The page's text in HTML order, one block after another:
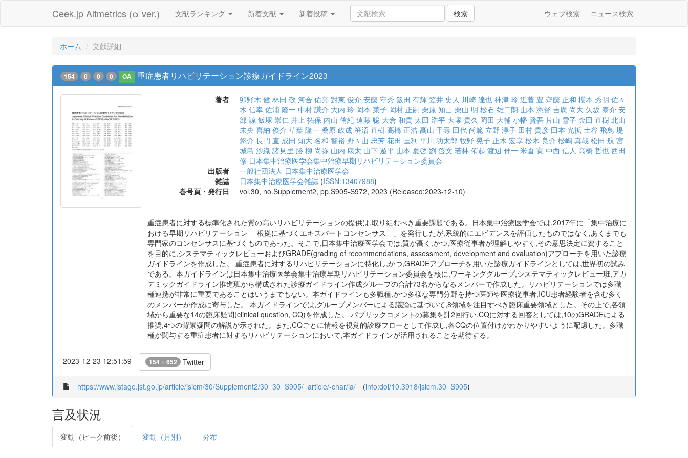
Ceek.jp Altmetrics (α ver.) 文献ランキング 新着文献 新着投稿 検索 ウェブ検索 ニュース検索
ホーム 文献詳細
154 0 0 0 OA 重症患者リハビリテーション診療ガイドライン2023
著者 卯野木 健 林田 敬 河合 佑亮 對東 俊介 安藤 守秀 飯田 有輝 笠井 史人 川崎 達也 神津 玲 近藤 豊 齊藤 正和 櫻本 秀明 佐々
木 信幸 佐浦 隆一 中村 謙介 大内 玲 岡本 菜子 岡村 正嗣 栗原 知己 栗山 明 松石 雄二朗 山本 憲督 吉廣 尚大 矢坂 泰介 安
部 諒 飯塚 崇仁 井上 拓保 内山 侑紀 遠藤 聡 大倉 和貴 太田 浩平 大塚 貴久 岡田 大輔 小幡 賢吾 片山 雪子 金田 直樹 北山
未央 喜納 俊介 草葉 隆一 桑原 政成 笹沼 直樹 高橋 正浩 髙山 千尋 田代 尚範 立野 淳子 田村 貴彦 田本 光拡 土谷 飛鳥 堤
悠介 長門 直 成田 知大 名和 智裕 野々山 忠芳 花田 匡利 平川 功太郎 牧野 晃子 正木 宏享 松木 良介 松嶋 真哉 松田 航 宮
城島 沙織 諸見里 勝 柳 尚弥 山内 康太 山下 遊平 山本 夏啓 劉 啓文 若林 侑起 渡辺 伸一 米倉 寛 中西 信人 高橋 哲也 西田
修 日本集中治療医学会集中治療早期リハビリテーション委員会
出版者
一般社団法人 日本集中治療医学会
雑誌
日本集中治療医学会雑誌 (ISSN:13407988)
巻号頁・発行日
vol.30, no.Supplement2, pp.S905-S972, 2023 (Released:2023-12-10)
重症患者に対する標準化された質の高いリハビリテーションの提供は,取り組むべき重要課題である。日本集中治療医学会では,2017年に「集中治療に
おける早期リハビリテーション ―根拠に基づくエキスパートコンセンサス―」を発行したが,系統的にエビデンスを評価したものではなく,あくまでも
専門家のコンセンサスに基づくものであった。そこで,日本集中治療医学会では,質が高く,かつ,医療従事者が理解しやすく,その意思決定に資すること
を目的に,システマティックレビューおよびGRADE(grading of recommendations, assessment, development and evaluation)アプローチを用いた診療
ガイドラインを作成した。 重症患者に対するリハビリテーションに特化し,かつ,GRADEアプローチを用いた診療ガイドラインとしては,世界初の試み
である。本ガイドラインは日本集中治療医学会集中治療早期リハビリテーション委員会を核に,ワーキンググループ,システマティックレビュー班,アカ
デミックガイドライン推進班から構成された診療ガイドライン作成グループの合計73名からなるメンバーで作成した。リハビリテーションでは多職
種連携が非常に重要であることはいうまでもない。本ガイドラインも多職種,かつ多様な専門分野を持つ医師や医療従事者,ICU患者経験者を含む多く
のメンバーが作成に寄与した。 本ガイドラインでは,グループメンバーによる議論に基づいて,8領域を注目すべき臨床重要領域とした。その上で,各領
域から重要な14の臨床疑問(clinical question, CQ)を作成した。 パブリックコメントの募集を計2回行い,CQに対する回答としては,10のGRADEによる
推奨,4つの背景疑問の解説が示された。また,CQごとに情報を視覚的診療フローとして作成し,各CQの位置付けがわかりやすいように配慮した。多職
種が関与する重症患者に対するリハビリテーションにおいて,本ガイドラインが活用されることを期待する。
2023-12-23 12:51:59 154 + 652 Twitter
https://www.jstage.jst.go.jp/article/jsicm/30/Supplement2/30_30_S905/_article/-char/ja/ (info:doi/10.3918/jsicm.30_S905)
言及状況
変動（ピーク前後） 変動（月別） 分布